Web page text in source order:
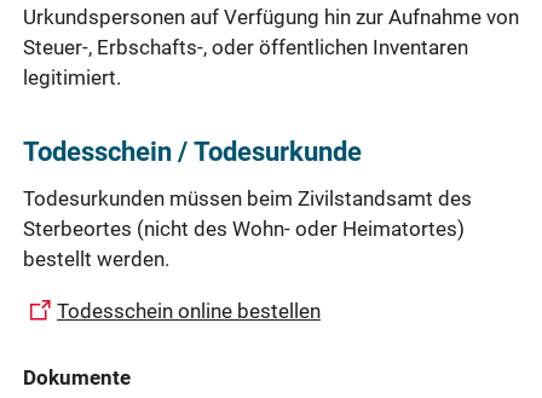
Urkundspersonen auf Verfügung hin zur Aufnahme von
Steuer-, Erbschafts-, oder öffentlichen Inventaren
legitimiert.
Todesschein / Todesurkunde
Todesurkunden müssen beim Zivilstandsamt des
Sterbeortes (nicht des Wohn- oder Heimatortes)
bestellt werden.
Todesschein online bestellen
Dokumente